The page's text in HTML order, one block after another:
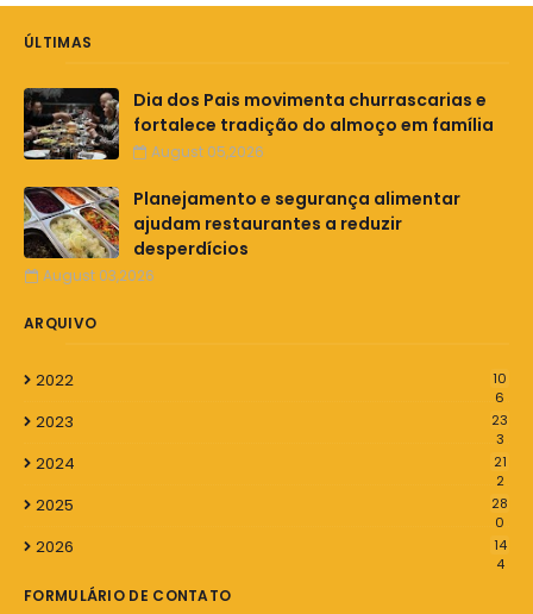
ÚLTIMAS
Dia dos Pais movimenta churrascarias e
fortalece tradição do almoço em família
August 05,2026
Planejamento e segurança alimentar
ajudam restaurantes a reduzir
desperdícios
August 03,2026
ARQUIVO
2022
10
6
2023
23
3
2024
21
2
2025
28
0
2026
14
4
FORMULÁRIO DE CONTATO